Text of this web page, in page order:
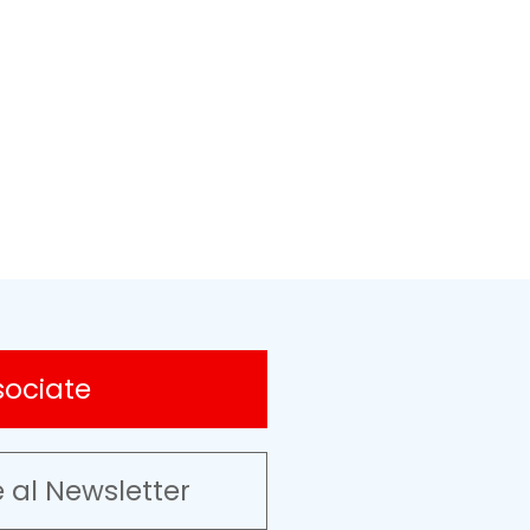
al Newsletter